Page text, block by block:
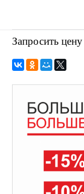
Запросить цену